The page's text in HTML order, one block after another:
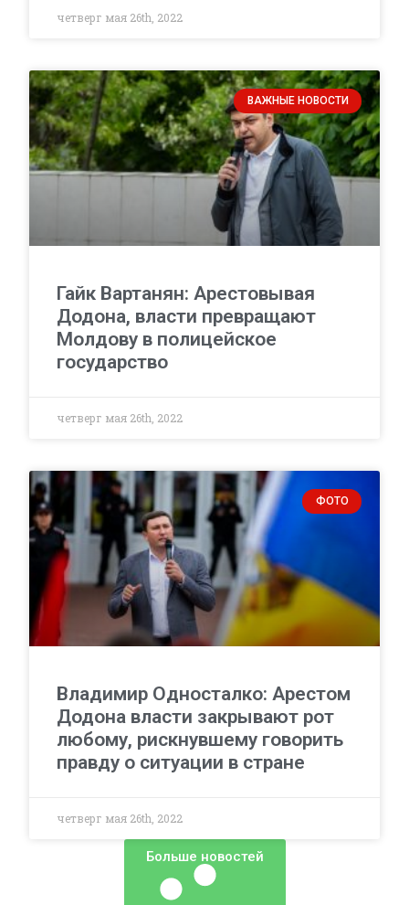
четверг мая 26th, 2022
ВАЖНЫЕ НОВОСТИ
Гайк Вартанян: Арестовывая
Додона, власти превращают
Молдову в полицейское
государство
четверг мая 26th, 2022
ФОТО
Владимир Односталко: Арестом
Додона власти закрывают рот
любому, рискнувшему говорить
правду о ситуации в стране
четверг мая 26th, 2022
Больше новостей